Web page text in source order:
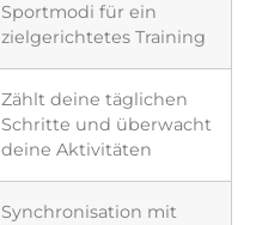
Sportmodi für ein
zielgerichtetes Training
Zählt deine täglichen
Schritte und überwacht
deine Aktivitäten
Synchronisation mit